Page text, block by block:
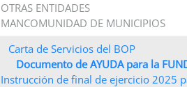
OTRAS ENTIDADES
MANCOMUNIDAD DE MUNICIPIOS
Carta de Servicios del BOP
Documento de AYUDA para la
Instrucción de final de ejercicio 2025